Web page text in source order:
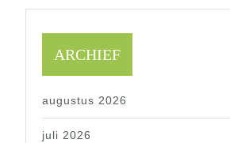
ARCHIEF
augustus 2026
juli 2026